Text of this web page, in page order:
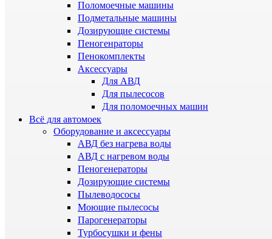
Поломоечные машины
Подметальные машины
Дозирующие системы
Пеногенраторы
Пенокомплекты
Аксессуары
Для АВД
Для пылесосов
Для поломоечных машин
Всё для автомоек
Оборудование и аксессуары
АВД без нагрева воды
АВД с нагревом воды
Пеногенераторы
Дозирующие системы
Пылеводососы
Моющие пылесосы
Парогенераторы
Турбосушки и фены